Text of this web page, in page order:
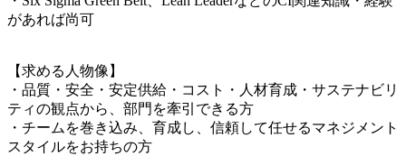
があれば尚可
【求める人物像】
・品質・安全・安定供給・コスト・人材育成・サステナビリ
ティの観点から、部門を牽引できる方
・チームを巻き込み、育成し、信頼して任せるマネジメント
スタイルをお持ちの方